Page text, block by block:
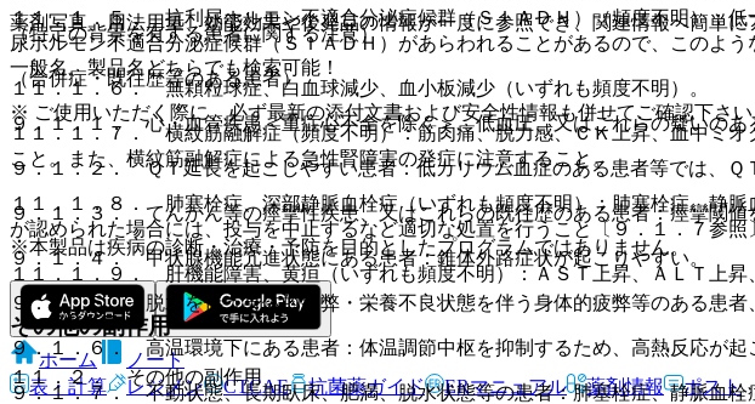
（特定の背景を有する患者に関する注意）
（合併症・既往歴等のある患者）
９．１．１． 心・血管疾患＜重症心不全を除く＞、低血圧、又はこれらの疑いのあ
９．１．２． ＱＴ延長を起こしやすい患者：低カリウム血症のある患者等では、Ｑ
９．１．３． てんかん等の痙攣性疾患、又はこれらの既往歴のある患者：痙攣閾値
９．１．４． 甲状腺機能亢進状態にある患者：錐体外路症状が起こりやすい。
９．１．５． 脱水を伴う身体的疲弊・栄養不良状態を伴う身体的疲弊等のある患
９．１．６． 高温環境下にある患者：体温調節中枢を抑制するため、高熱反応が起
９．１．７． 不動状態、長期臥床、肥満、脱水状態等の患者：肺塞栓症、静脈血栓
１１．１．５． 抗利尿ホルモン不適合分泌症候群（ＳＩＡＤＨ）（頻度不明）：
尿ホルモン不適合分泌症候群（ＳＩＡＤＨ）があらわれることがあるので、このよ
１１．１．６． 無顆粒球症、白血球減少、血小板減少（いずれも頻度不明）。
１１．１．７． 横紋筋融解症（頻度不明）：筋肉痛、脱力感、ＣＫ上昇、血中ミ
こと。また、横紋筋融解症による急性腎障害の発症に注意すること。
１１．１．８． 肺塞栓症、深部静脈血栓症（いずれも頻度不明）：肺塞栓症、静
が認められた場合には、投与を中止するなど適切な処置を行うこと〔９．１．７参照
１１．１．９． 肝機能障害、黄疸（いずれも頻度不明）：ＡＳＴ上昇、ＡＬＴ上
その他の副作用
１１．２． その他の副作用
薬剤写真、用法用量、効能効果や後発品の情報が一度に参照でき、関連情報へ簡単
一般名、製品名どちらでも検索可能！
※ ご使用いただく際に、必ず最新の添付文書および安全性情報も併せてご確認下さ
※本製品は疾病の診断・治療・予防を目的としたプログラムではありません。
ホーム
ノート
表・計算
レジメン CTCAE 抗菌薬ガイド ERマニュアル 薬剤情報 ポスト